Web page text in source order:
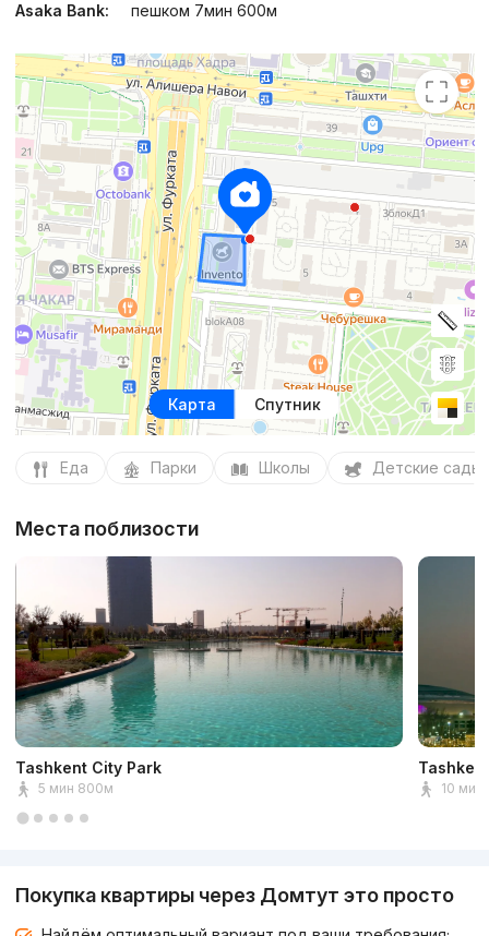
Asaka Bank:
пешком 7мин 600м
Карта Спутник
Еда Парки Школы Детские сады
Места поблизости
Tashkent City Park
5 мин 800м 10 мин
Покупка квартиры через Домтут это просто